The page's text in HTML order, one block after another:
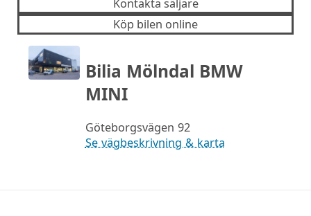
Kontakta säljare
Köp bilen online
Bilia Mölndal BMW
MINI
Göteborgsvägen 92
Se vägbeskrivning & karta